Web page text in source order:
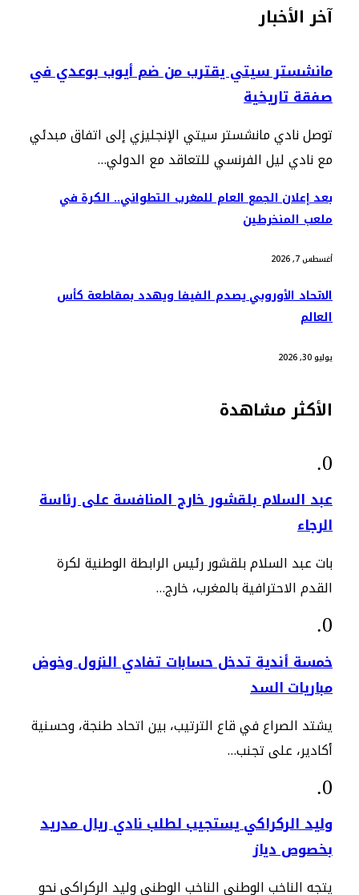
آخر الأخبار
مانشستر سيتي يقترب من ضم أيوب بوعدي في
صفقة تاريخية
توصل نادي مانشستر سيتي الإنجليزي إلى اتفاق مبدئي
مع نادي ليل الفرنسي للتعاقد مع الدولي…
بعد إعلان الجمع العام للمغرب التطواني.. الكرة في
ملعب المنخرطين
أغسطس 7, 2026
الاتحاد الأوروبي يصدم الفيفا ويهدد بمقاطعة كأس
العالم
يوليو 30, 2026
الأكثر مشاهدة
عبد السلام بلقشور خارج المنافسة على رئاسة
الرجاء
بات عبد السلام بلقشور رئيس الرابطة الوطنية لكرة
القدم الاحترافية بالمغرب، خارج…
خمسة أندية تدخل حسابات تفادي النزول وخوض
مباريات السد
يشتد الصراع في قاع الترتيب، بين اتحاد طنجة، وحسنية
أكادير، على تجنب…
وليد الركراكي يستجيب لطلب نادي ريال مدريد
بخصوص دياز
يتجه الناخب الوطني الناخب الوطني وليد الركراكي نحو